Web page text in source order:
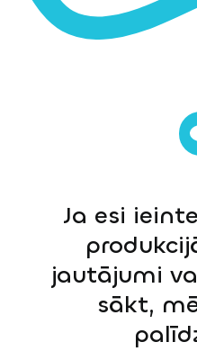
Ja esi
jautājumi
sākt,